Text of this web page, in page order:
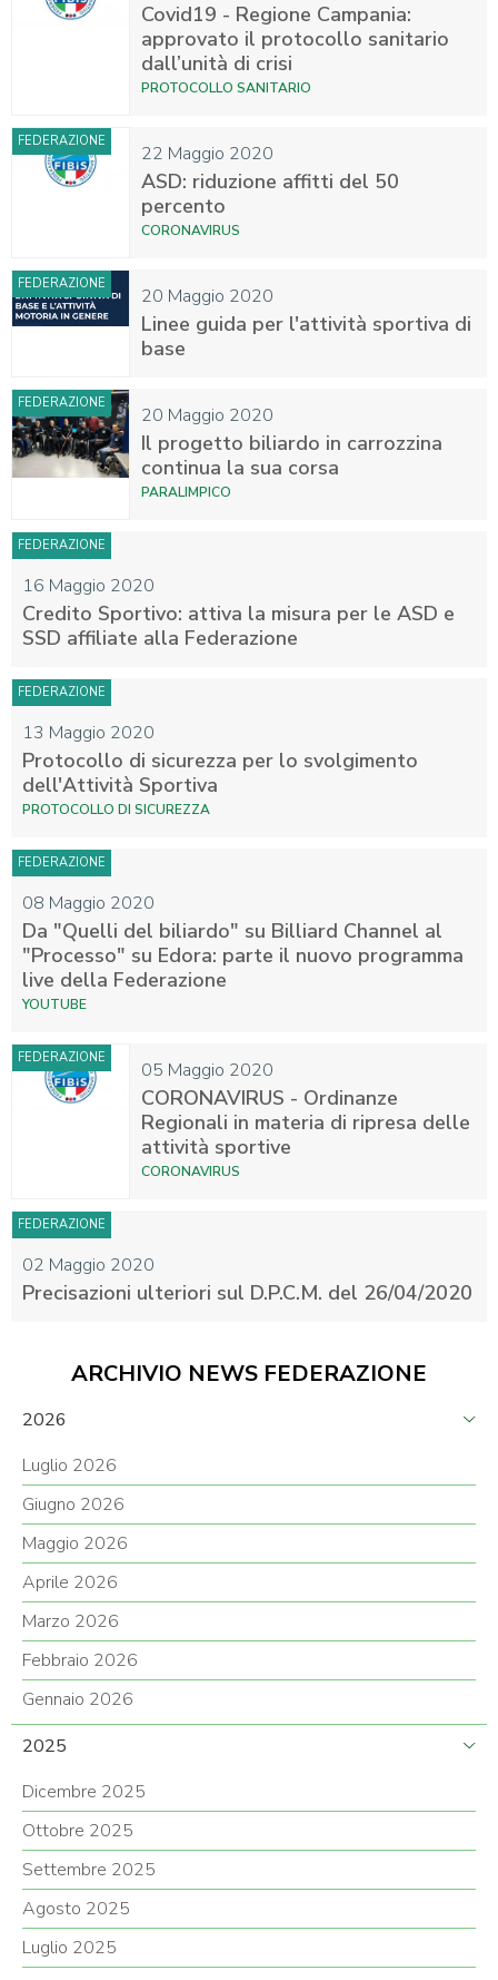
Covid19 - Regione Campania:
approvato il protocollo sanitario
dall’unità di crisi
PROTOCOLLO SANITARIO
22 Maggio 2020
FEDERAZIONE
ASD: riduzione affitti del 50
percento
CORONAVIRUS
20 Maggio 2020
FEDERAZIONE
Linee guida per l'attività sportiva di
base
20 Maggio 2020
FEDERAZIONE
Il progetto biliardo in carrozzina
continua la sua corsa
PARALIMPICO
16 Maggio 2020
FEDERAZIONE
Credito Sportivo: attiva la misura per le ASD e
SSD affiliate alla Federazione
13 Maggio 2020
FEDERAZIONE
Protocollo di sicurezza per lo svolgimento
dell'Attività Sportiva
PROTOCOLLO DI SICUREZZA
08 Maggio 2020
FEDERAZIONE
Da "Quelli del biliardo" su Billiard Channel al
"Processo" su Edora: parte il nuovo programma
live della Federazione
YOUTUBE
05 Maggio 2020
FEDERAZIONE
CORONAVIRUS - Ordinanze
Regionali in materia di ripresa delle
attività sportive
CORONAVIRUS
02 Maggio 2020
FEDERAZIONE
Precisazioni ulteriori sul D.P.C.M. del 26/04/2020
ARCHIVIO NEWS FEDERAZIONE
2026
Luglio 2026
Giugno 2026
Maggio 2026
Aprile 2026
Marzo 2026
Febbraio 2026
Gennaio 2026
2025
Dicembre 2025
Ottobre 2025
Settembre 2025
Agosto 2025
Luglio 2025